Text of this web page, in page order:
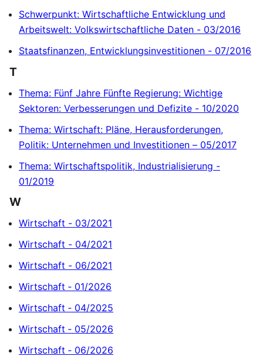
Schwerpunkt: Wirtschaftliche Entwicklung und
Arbeitswelt: Volkswirtschaftliche Daten - 03/2016
Staatsfinanzen, Entwicklungsinvestitionen - 07/2016
T
Thema: Fünf Jahre Fünfte Regierung: Wichtige
Sektoren: Verbesserungen und Defizite - 10/2020
Thema: Wirtschaft: Pläne, Herausforderungen,
Politik: Unternehmen und Investitionen – 05/2017
Thema: Wirtschaftspolitik, Industrialisierung -
01/2019
W
Wirtschaft - 03/2021
Wirtschaft - 04/2021
Wirtschaft - 06/2021
Wirtschaft ‐ 01/2026
Wirtschaft ‐ 04/2025
Wirtschaft ‐ 05/2026
Wirtschaft ‐ 06/2026